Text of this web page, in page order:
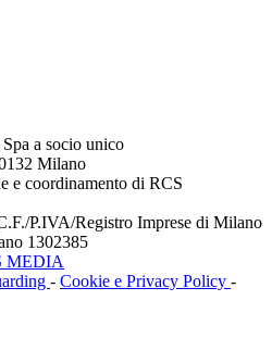
a socio unico
Milano
e coordinamento di RCS
P.IVA/Registro Imprese di Milano
1302385
MEDIA
- Cookie e Privacy Policy -